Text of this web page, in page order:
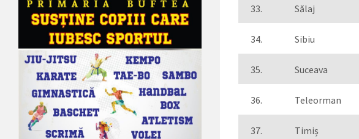
33. Sălaj
34. Sibiu
35. Suceava
36. Teleorman
37. Timiș